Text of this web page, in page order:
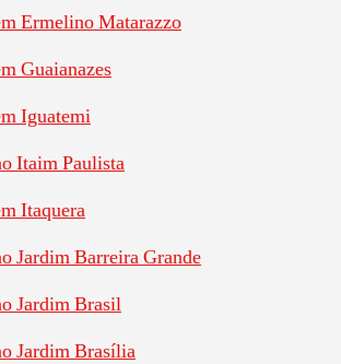
Ermelino Matarazzo
Guaianazes
Iguatemi
Itaim Paulista
Itaquera
Jardim Barreira Grande
Jardim Brasil
Jardim Brasília